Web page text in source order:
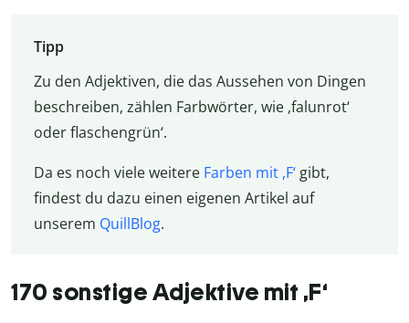
Tipp
Zu den Adjektiven, die das Aussehen von Dingen
beschreiben, zählen Farbwörter, wie ,falunrot‘
oder flaschengrün‘.
Da es noch viele weitere Farben mit ,F‘gibt,
findest du dazu einen eigenen Artikel auf
unserem QuillBlog.
170 sonstige Adjektive mit ,F‘